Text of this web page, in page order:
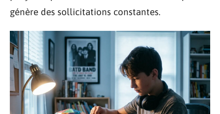
génère des sollicitations constantes.